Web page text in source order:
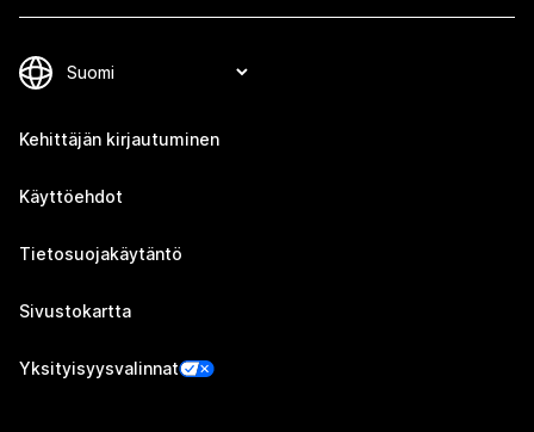
Kehittäjän kirjautuminen
Käyttöehdot
Tietosuojakäytäntö
Sivustokartta
Yksityisyysvalinnat